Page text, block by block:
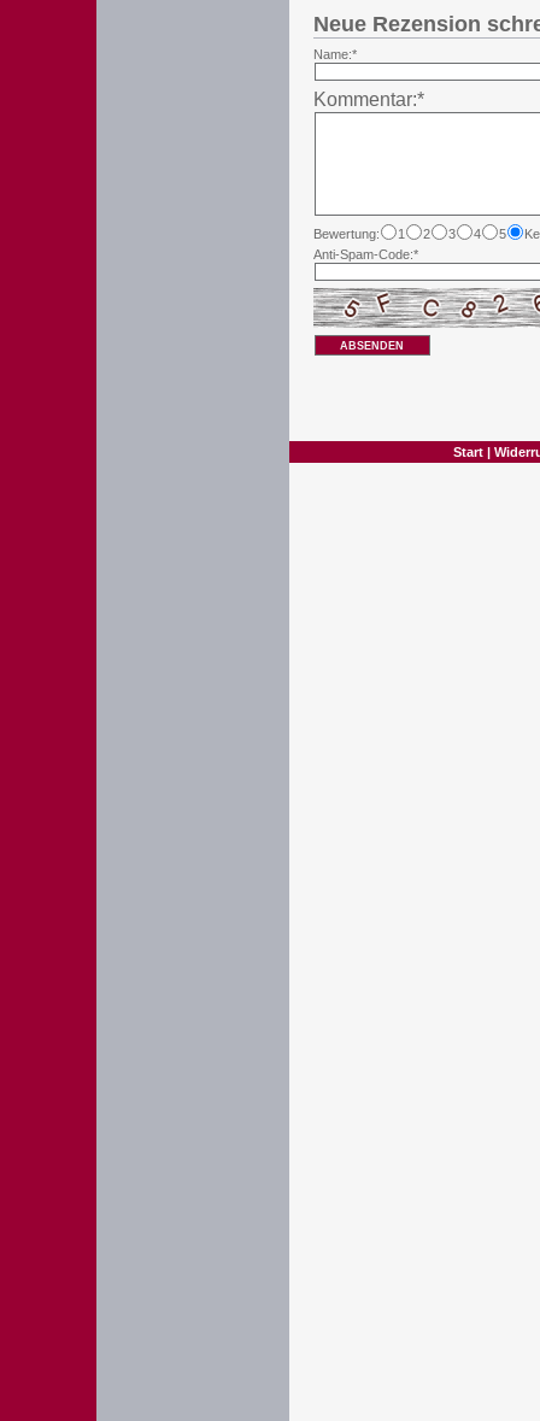
Neue Rezension
Name:*
Kommentar:*
Bewertung: 1 2 3 4 5
Anti-Spam-Code:*
ABSENDEN
Start |